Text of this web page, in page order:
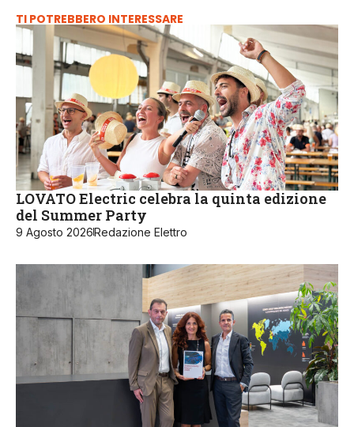
TI POTREBBERO INTERESSARE
LOVATO Electric celebra la quinta edizione
del Summer Party
9 Agosto 2026Redazione Elettro